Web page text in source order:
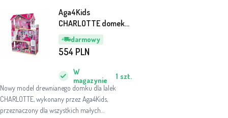
darmowy
Aga4Kids
CHARLOTTE domek
dla lalek
Nowy model drewnianego domku dla lalek
CHARLOTTE, wykonany przez Aga4Kids,
przeznaczony dla wszystkich małych
W
magazynie
1 szt.
554 PLN